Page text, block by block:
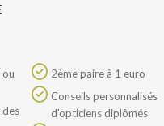
2ème paire à 1 euro
d'opticiens diplômés